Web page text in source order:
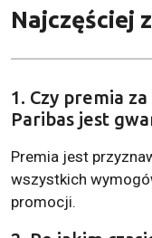
Najczęściej
1. Czy premia
Paribas jest
Premia jest
wszystkich
promocji.